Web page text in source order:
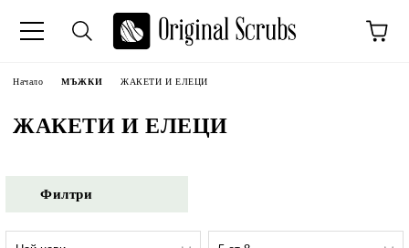
Начало МЪЖКИ ЖАКЕТИ И ЕЛЕЦИ
ЖАКЕТИ И ЕЛЕЦИ
Филтри